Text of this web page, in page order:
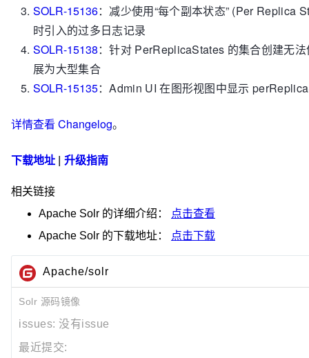
SOLR-15136：减少使用“每个副本状态” (Per Replica
时引入的过多日志记录
SOLR-15138：针对 PerReplicaStates 的集合创建无
展为大型集合
SOLR-15135：Admin UI 在图形视图中显示
详情查看 Changelog。
下载地址 | 升级指南
相关链接
Apache Solr 的详细介绍：
点击查看
Apache Solr 的下载地址： 点击下载
Apache/solr
Solr 源码镜像
issues: 没有issue
最近提交: